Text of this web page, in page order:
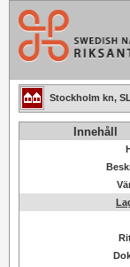
Stockholm kn,
Innehåll